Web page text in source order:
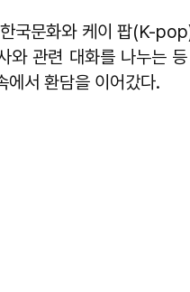
국문화와 케이 팝(K-
와 관련 대화를 나누는 등
에서 환담을 이어갔다.